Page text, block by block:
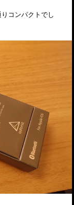
コンパクトでし